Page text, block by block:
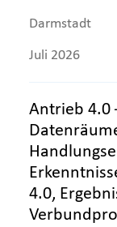
Darmstadt
Juli 2026
Antrieb
4.0,